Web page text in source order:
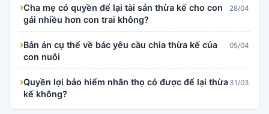
›Cha mẹ có quyền để lại tài sản thừa kế cho con
gái nhiều hơn con trai không?
28/04
›Bản án cụ thể về bác yêu cầu chia thừa kế của
con nuôi
05/04
›Quyền lợi bảo hiểm nhân thọ có được để lại thừa
kế không?
31/03